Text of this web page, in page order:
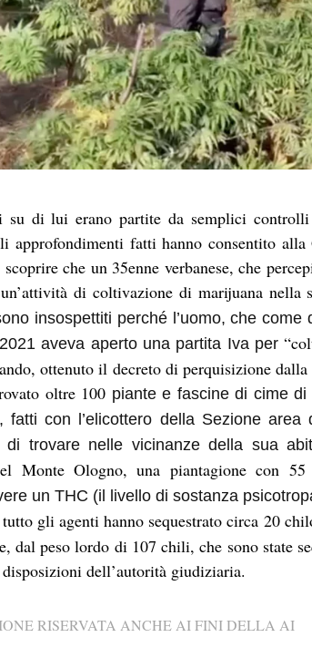
su di lui erano partite da semplici controlli
approfondimenti fatti hanno consentito
che un 35enne verbanese, che
di coltivazione di marijuana nella
insospettiti perché l’uomo, che
aveva aperto una partita Iva per“
ottenuto il decreto di perquisizione
oltre 100 piante e fascine di cime
fatti con l ’elicottero della Sezione area
di trovare nelle vicinanze della sua
Monte Ologno, una piantagione con 55
un THC (il livello di sostanza
gli agenti hanno sequestrato circa 20
dal peso lordo di 107 chili, che sono state
dell’autorità giudiziaria.
RISERVATA ANCHE AI FINI DELLA AI